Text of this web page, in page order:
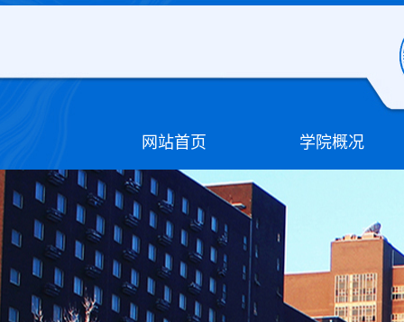
网站首页 学院概况